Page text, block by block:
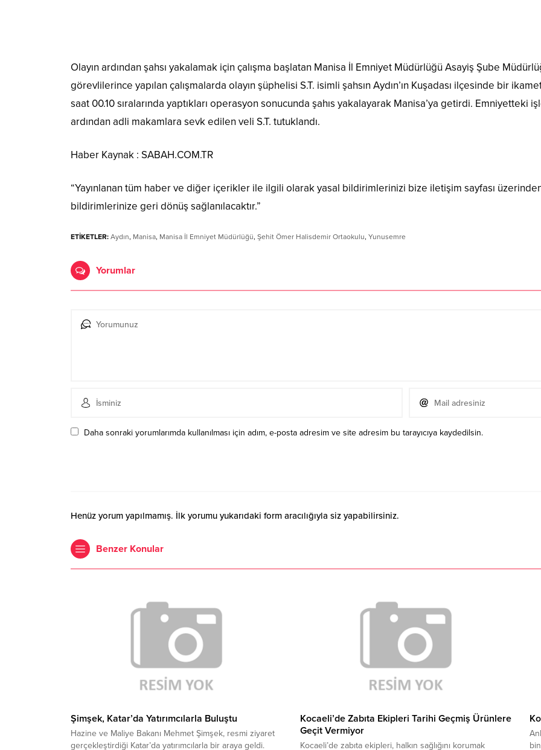
Olayın ardından şahsı yakalamak için çalışma başlatan Manisa İl Emniyet Müdürlüğü Asayiş Şube
görevlilerince yapılan çalışmalarda olayın şüphelisi S.T. isimli şahsın Aydın’ın Kuşadası ilçesinde bir
saat 00.10 sıralarında yaptıkları operasyon sonucunda şahıs yakalayarak Manisa’ya getirdi.
ardından adli makamlara sevk edilen veli S.T. tutuklandı.
Haber Kaynak : SABAH.COM.TR
“Yayınlanan tüm haber ve diğer içerikler ile ilgili olarak yasal bildirimlerinizi bize iletişim sayfası
bildirimlerinize geri dönüş sağlanılacaktır.”
ETİKETLER: Aydın, Manisa, Manisa İl Emniyet Müdürlüğü, Şehit Ömer Halisdemir Ortaokulu, Yunusemre
Yorumlar
Daha sonraki yorumlarımda kullanılması için adım, e-posta adresim ve site adresim bu tarayıcıya kaydedilsin.
Henüz yorum yapılmamış. İlk yorumu yukarıdaki form aracılığıyla siz yapabilirsiniz.
Benzer Konular
Şimşek, Katar’da Yatırımcılarla Buluştu
Hazine ve Maliye Bakanı Mehmet Şimşek, resmi ziyaret
gerçekleştirdiği Katar’da yatırımcılarla bir araya geldi.
Kocaeli’de Zabıta Ekipleri Tarihi Geçmiş Ürünlere
Geçit Vermiyor
Kocaeli’de zabıta ekipleri, halkın sağlığını korumak